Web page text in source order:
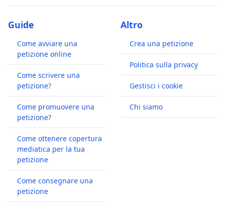
Guide
Come avviare una
petizione online
Come scrivere una
petizione?
Come promuovere una
petizione?
Come ottenere copertura
mediatica per la tua
petizione
Come consegnare una
petizione
Altro
Crea una petizione
Politica sulla privacy
Gestisci i cookie
Chi siamo